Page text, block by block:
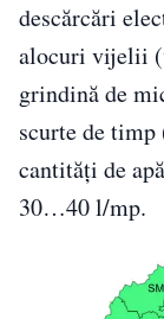
descărcări
alocuri vijelii
grindină de
scurte de
cantități de
30…40 l/mp.